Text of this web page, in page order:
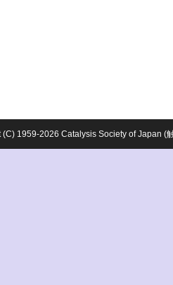
1959-2026 Catalysis Society of Japan (